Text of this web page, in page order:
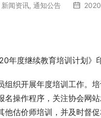
新闻资讯, 通知公告
度继续教育培训计划》
织开展年度培训工作。
操作程序，关注协会网
估价师培训，并及时督